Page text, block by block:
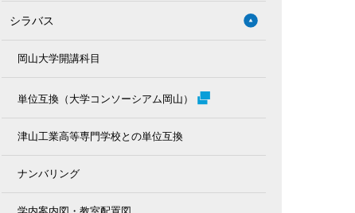
シラバス
岡山大学開講科目
単位互換（大学コンソーシアム岡山）
津山工業高等専門学校との単位互換
ナンバリング